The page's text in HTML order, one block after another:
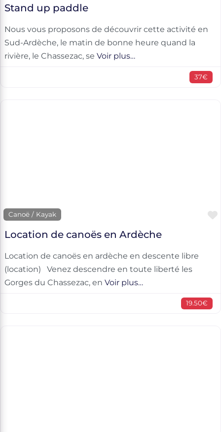
Stand up paddle
Nous vous proposons de découvrir cette activité en
Sud-Ardèche, le matin de bonne heure quand la
rivière, le Chassezac, se Voir plus…
37€
Canoë / Kayak
Location de canoës en Ardèche
Location de canoës en ardèche en descente libre
(location) Venez descendre en toute liberté les
Gorges du Chassezac, en Voir plus…
19.50€